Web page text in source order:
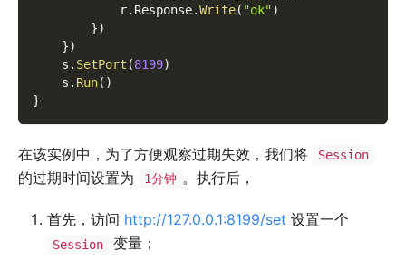
            r
. Response.Write( "ok")
})
})
    s
. SetPort (8199)
    s
. Run( )
}
在该实例中，为了方便观察过期失效，我们将 Session
的过期时间设置为 1分钟 。执行后，
首先，访问 http://127.0.0.1:8199/set 设置一个
Session
变量；